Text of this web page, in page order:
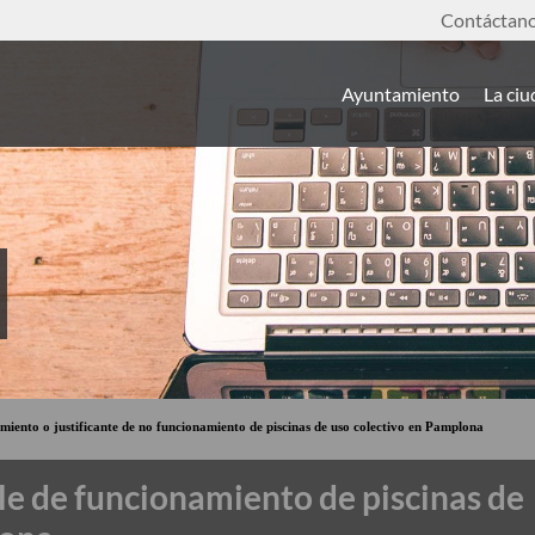
Ayuntamiento La
o justificante de no funcionamiento de piscinas de uso colectivo en Pamplona
de funcionamiento de piscinas de